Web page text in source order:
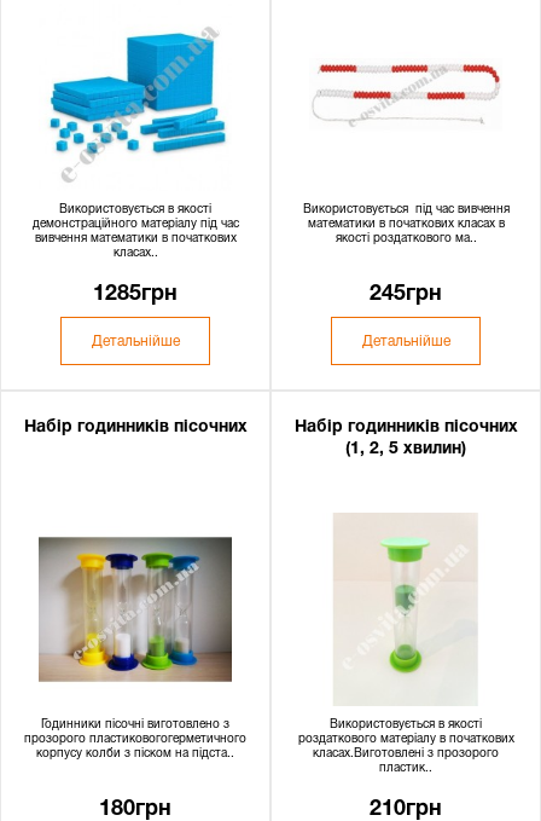
Використовується в якості
демонстраційного матеріалу під час
вивчення математики в початкових
класах..
1285грн
Детальнійше
Використовується під час вивчення
математики в початкових класах в
якості роздаткового ма..
245грн
Детальнійше
Набір годинників пісочних
Годинники пісочні виготовлено з
прозорого пластиковогогерметичного
корпусу колби з піском на підста..
180грн
Набір годинників пісочних
(1, 2, 5 хвилин)
Використовується в якості
роздаткового матеріалу в початкових
класах.Виготовлені з прозорого
пластик..
210грн